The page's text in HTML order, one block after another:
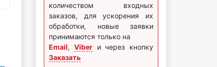
количеством входных
заказов, для ускорения их
обработки, новые заявки
принимаются только на
Email, Viberи через кнопку
Заказать